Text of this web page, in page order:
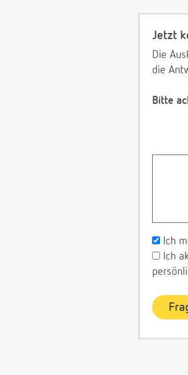
Jetzt
Die
die
Bitte
Ich
Ich